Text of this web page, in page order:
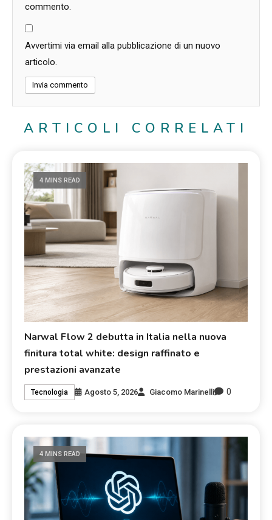
commento.
Avvertimi via email alla pubblicazione di un nuovo
articolo.
ARTICOLI CORRELATI
4 MINS READ
Narwal Flow 2 debutta in Italia nella nuova
finitura total white: design raffinato e
prestazioni avanzate
Tecnologia Agosto 5, 2026 Giacomo Marinelli 0
4 MINS READ